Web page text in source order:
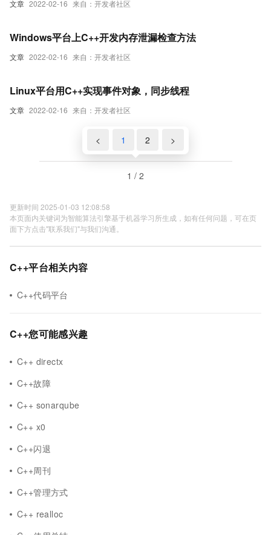
文章 2022-02-16 来自：开发者社区
文章 2022-02-16 来自：开发者社区
Windows平台上C++开发内存泄漏检查方法
文章 2022-02-16 来自：开发者社区
Linux平台用C++实现事件对象，同步线程
< 1 2 >
1 / 2
更新时间 2025-01-03 12:08:58
本页面内关键词为智能算法引擎基于机器学习所生成，如有任何问题，可在页
面下方点击"联系我们"与我们沟通。
C++平台相关内容
C++代码平台
C++您可能感兴趣
C++ directx
C++故障
C++ sonarqube
C++ x0
C++闪退
C++周刊
C++管理方式
C++ realloc